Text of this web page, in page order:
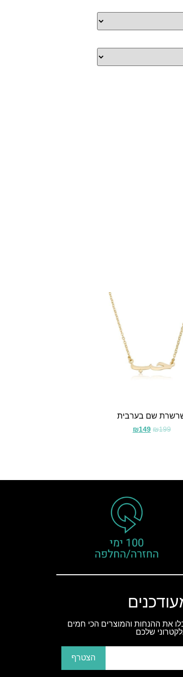
שם בערבית
₪199
₪149
את ההנחות והמוצרים הכי חמים
שלכם
הצטרף